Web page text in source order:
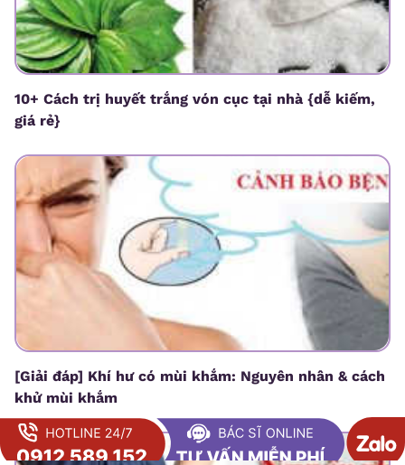
10+ Cách trị huyết trắng vón cục tại nhà {dễ kiếm,
giá rẻ}
[Giải đáp] Khí hư có mùi khắm: Nguyên nhân & cách
khử mùi khắm